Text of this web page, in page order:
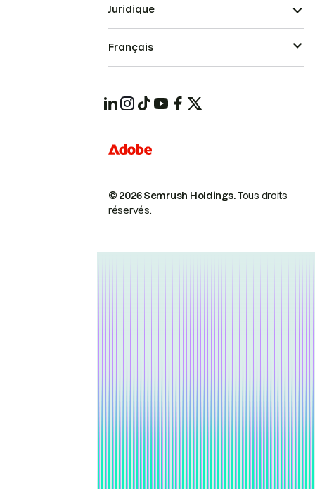
© 2026 Semrush Holdings.Tous droits
réservés.
Juridique
Français